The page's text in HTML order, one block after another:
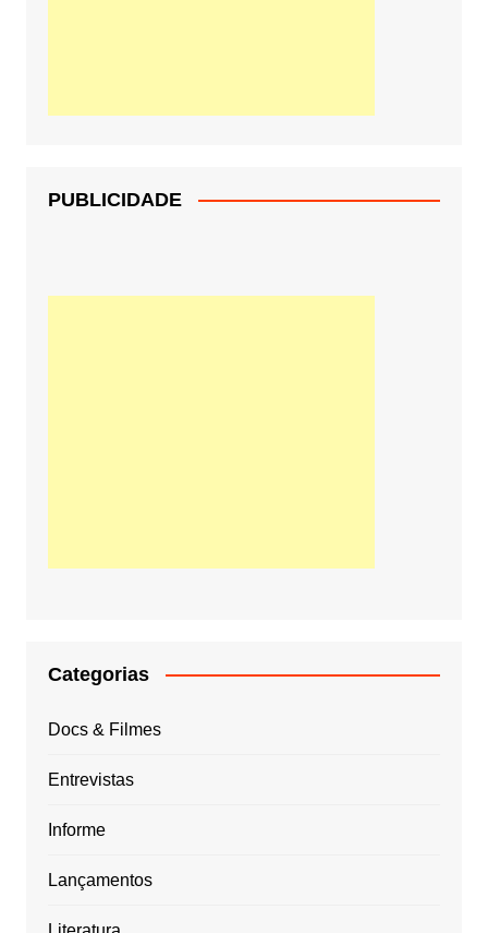
PUBLICIDADE
Categorias
Docs & Filmes
Entrevistas
Informe
Lançamentos